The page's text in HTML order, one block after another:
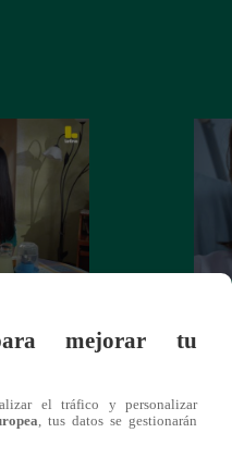
entremejorar tu
el tráfico y personalizar
, tus datos se gestionarán